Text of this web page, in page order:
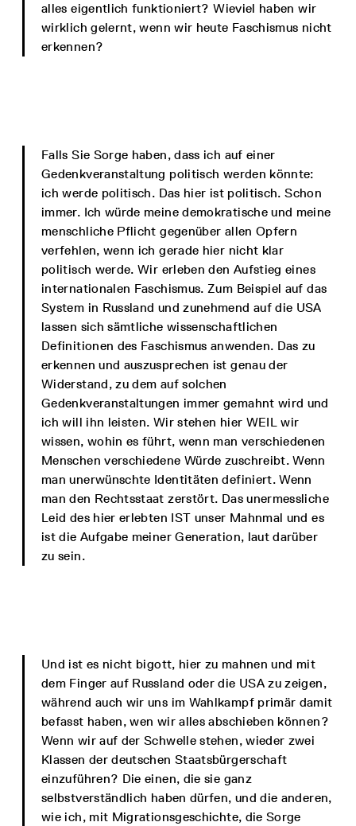
alles eigentlich funktioniert? Wieviel haben wir
wirklich gelernt, wenn wir heute Faschismus nicht
erkennen?
Falls Sie Sorge haben, dass ich auf einer
Gedenkveranstaltung politisch werden könnte:
ich werde politisch. Das hier ist politisch. Schon
immer. Ich würde meine demokratische und meine
menschliche Pflicht gegenüber allen Opfern
verfehlen, wenn ich gerade hier nicht klar
politisch werde. Wir erleben den Aufstieg eines
internationalen Faschismus. Zum Beispiel auf das
System in Russland und zunehmend auf die USA
lassen sich sämtliche wissenschaftlichen
Definitionen des Faschismus anwenden. Das zu
erkennen und auszusprechen ist genau der
Widerstand, zu dem auf solchen
Gedenkveranstaltungen immer gemahnt wird und
ich will ihn leisten. Wir stehen hier WEIL wir
wissen, wohin es führt, wenn man verschiedenen
Menschen verschiedene Würde zuschreibt. Wenn
man unerwünschte Identitäten definiert. Wenn
man den Rechtsstaat zerstört. Das unermessliche
Leid des hier erlebten IST unser Mahnmal und es
ist die Aufgabe meiner Generation, laut darüber
zu sein.
Und ist es nicht bigott, hier zu mahnen und mit
dem Finger auf Russland oder die USA zu zeigen,
während auch wir uns im Wahlkampf primär damit
befasst haben, wen wir alles abschieben können?
Wenn wir auf der Schwelle stehen, wieder zwei
Klassen der deutschen Staatsbürgerschaft
einzuführen? Die einen, die sie ganz
selbstverständlich haben dürfen, und die anderen,
wie ich, mit Migrationsgeschichte, die Sorge